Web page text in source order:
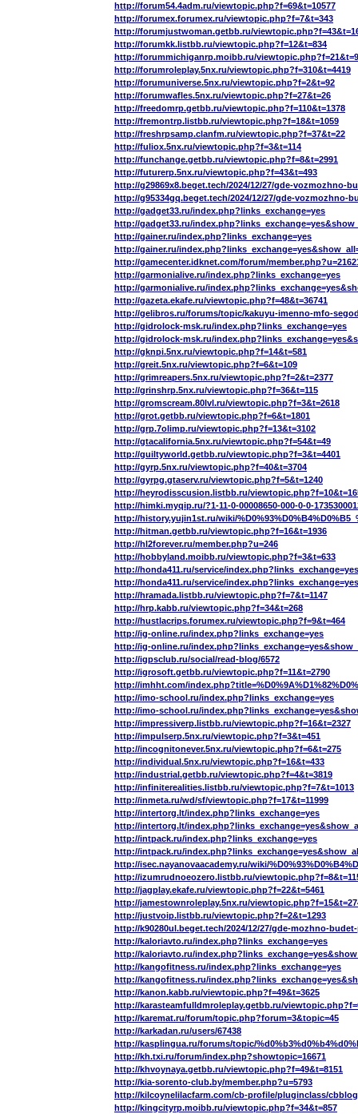
http://forum54.4adm.ru/viewtopic.php?f=69&t=10577
http://forumex.forumex.ru/viewtopic.php?f=7&t=343
http://forumjustwoman.getbb.ru/
http://forumkk.listbb.ru/viewtopic.php?f=12&t=834
http://forummichiganrp.moibb.ru/
http://forumroleplay.5nx.ru/viewtopic.php?f=310&t=4419
http://forumuniverse.5nx.ru/viewtopic.php?f=2&t=92
http://forumwafles.5nx.ru/viewtopic.php?f=27&t=26
http://freedomrp.getbb.ru/viewtopic.php?f=110&t=1378
http://fremontrp.listbb.ru/viewtopic.php?f=18&t=1059
http://freshrpsamp.clanfm.ru/viewtopic.php?f=37&t=22
http://fuliox.5nx.ru/viewtopic.php?f=3&t=114
http://funchange.getbb.ru/viewtopic.php?f=8&t=2991
http://futurerp.5nx.ru/viewtopic.php?f=43&t=493
http://g29869x8.beget.tech/2024/12/27/gde-vozmozhno-
http://g95334gq.beget.tech/2024/12/27/gde-
http://gadget33.ru/index.php?links_exchange=yes
http://gadget33.ru/
http://gainer.ru/index.php?links_exchange=yes
http://gainer.ru/
http://gamecenter.idknet.com/forum/
http://garmonialive.ru/index.php?links_exchange=yes
http://garmonialive.ru/
http://gazeta.ekafe.ru/viewtopic.php?f=48&t=36741
http://gelibros.ru/forums/topic/kakuyu-imenno-mfo-
http://gidrolock-msk.ru/index.php?links_exchange=yes
http://gidrolock-msk.ru/
http://gknpi.5nx.ru/viewtopic.php?f=14&t=581
http://greit.5nx.ru/viewtopic.php?f=6&t=109
http://grimreapers.5nx.ru/viewtopic.php?f=2&t=2377
http://grinshrp.5nx.ru/viewtopic.php?f=36&t=115
http://gromscream.80lvl.ru/viewtopic.php?f=3&t=2618
http://grot.getbb.ru/viewtopic.php?f=6&t=1801
http://grp.7olimp.ru/viewtopic.php?f=13&t=3102
http://gtacalifornia.5nx.ru/viewtopic.php?f=54&t=49
http://guiltyworld.getbb.ru/viewtopic.php?f=3&t=4401
http://gyrp.5nx.ru/viewtopic.php?f=40&t=3704
http://gyrpg.gtaserv.ru/viewtopic.php?f=5&t=1240
http://heyrodisscusion.listbb.ru/
http://himki.myqip.ru/?1-11-0-00008650-000-0-0-
http://history.yujin1st.ru/wiki/
http://hitman.getbb.ru/viewtopic.php?f=16&t=1936
http://hl2forever.ru/member.php?u=246
http://hobbyland.moibb.ru/viewtopic.php?f=3&t=633
http://honda411.ru/service/index.php?links_exchange=yes
http://honda411.ru/service/
http://hramada.listbb.ru/viewtopic.php?f=7&t=1147
http://hrp.kabb.ru/viewtopic.php?f=34&t=268
http://hustlacrips.forumex.ru/viewtopic.php?f=9&t=464
http://ig-online.ru/index.php?links_exchange=yes
http://ig-online.ru/
http://igpsclub.ru/social/read-blog/6572
http://igrosoft.getbb.ru/viewtopic.php?f=11&t=2790
http://imhht.com/
http://imo-school.ru/index.php?links_exchange=yes
http://imo-school.ru/
http://impressiverp.listbb.ru/viewtopic.php?f=16&t=2327
http://impulserp.5nx.ru/viewtopic.php?f=3&t=451
http://incognitonever.5nx.ru/viewtopic.php?f=6&t=275
http://individual.5nx.ru/viewtopic.php?f=16&t=433
http://industrial.getbb.ru/viewtopic.php?f=4&t=3819
http://infiniterealities.listbb.ru/viewtopic.php?f=7&t=1013
http://inmeta.ru/wd/sf/viewtopic.php?f=17&t=11999
http://intertorg.lt/index.php?links_exchange=yes
http://intertorg.lt/
http://intpack.ru/index.php?links_exchange=yes
http://intpack.ru/
http://isec.nayanovaacademy.ru/wiki/
http://izumrudnoeozero.listbb.ru/
http://jagplay.ekafe.ru/viewtopic.php?f=22&t=5461
http://jamestownroleplay.5nx.ru/
http://justvoip.listbb.ru/viewtopic.php?f=2&t=1293
http://k90280ul.beget.tech/2024/12/27/gde-mozhno-
http://kaloriavto.ru/index.php?links_exchange=yes
http://kaloriavto.ru/
http://kangofitness.ru/index.php?links_exchange=yes
http://kangofitness.ru/
http://kanon.kabb.ru/viewtopic.php?f=49&t=3625
http://karasteamfulldmroleplay.getbb.ru/
http://karemat.ru/forum/topic.php?forum=3&topic=45
http://karkadan.ru/users/67438
http://kasplingua.ru/forums/topic/
http://kh.txi.ru/forum/index.php?showtopic=16671
http://khvoynaya.getbb.ru/viewtopic.php?f=49&t=8151
http://kia-sorento-club.by/member.php?u=5793
http://kilcoynelilacfarm.com/cb-profile/pluginclass/
http://kingcityrp.moibb.ru/viewtopic.php?f=34&t=857